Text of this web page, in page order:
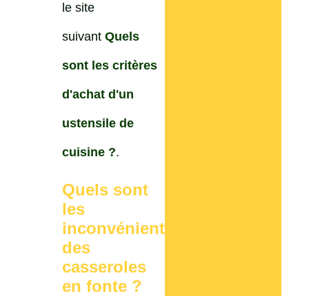
le site
suivant Quels
sont les critères
d'achat d'un
ustensile de
cuisine ?.
Quels sont
les
inconvénients
des
casseroles
en fonte ?